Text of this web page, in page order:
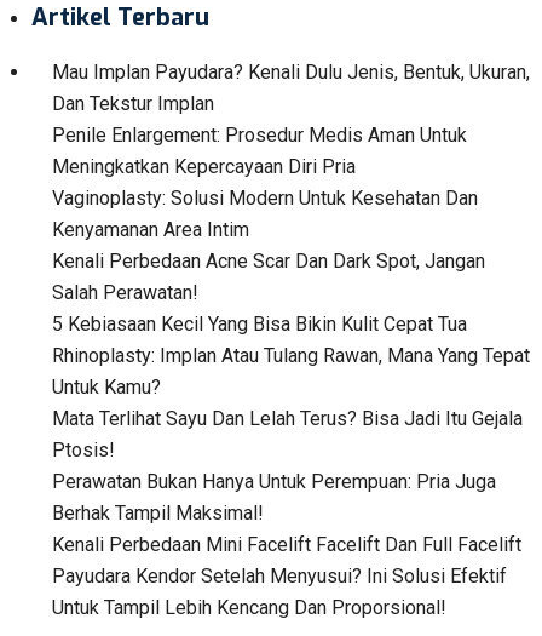
Artikel Terbaru
Mau Implan Payudara? Kenali Dulu Jenis, Bentuk, Ukuran,
Dan Tekstur Implan
Penile Enlargement: Prosedur Medis Aman Untuk
Meningkatkan Kepercayaan Diri Pria
Vaginoplasty: Solusi Modern Untuk Kesehatan Dan
Kenyamanan Area Intim
Kenali Perbedaan Acne Scar Dan Dark Spot, Jangan
Salah Perawatan!
5 Kebiasaan Kecil Yang Bisa Bikin Kulit Cepat Tua
Rhinoplasty: Implan Atau Tulang Rawan, Mana Yang Tepat
Untuk Kamu?
Mata Terlihat Sayu Dan Lelah Terus? Bisa Jadi Itu Gejala
Ptosis!
Perawatan Bukan Hanya Untuk Perempuan: Pria Juga
Berhak Tampil Maksimal!
Kenali Perbedaan Mini Facelift Facelift Dan Full Facelift
Payudara Kendor Setelah Menyusui? Ini Solusi Efektif
Untuk Tampil Lebih Kencang Dan Proporsional!